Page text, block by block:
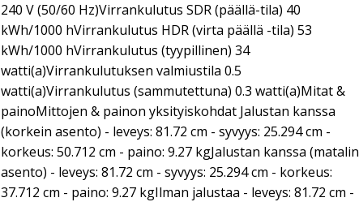
240 V (50/60 Hz)Virrankulutus SDR (päällä-tila) 40
kWh/1000 hVirrankulutus HDR (virta päällä -tila) 53
kWh/1000 hVirrankulutus (tyypillinen) 34
watti(a)Virrankulutuksen valmiustila 0.5
watti(a)Virrankulutus (sammutettuna) 0.3 watti(a)Mitat &
painoMittojen & painon yksityiskohdat Jalustan kanssa
(korkein asento) - leveys: 81.72 cm - syvyys: 25.294 cm -
korkeus: 50.712 cm - paino: 9.27 kgJalustan kanssa (matalin
asento) - leveys: 81.72 cm - syvyys: 25.294 cm - korkeus:
37.712 cm - paino: 9.27 kgIlman jalustaa - leveys: 81.72 cm -